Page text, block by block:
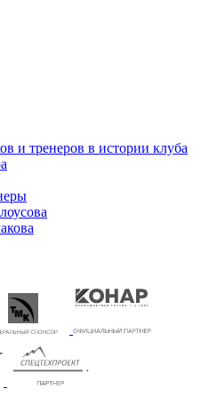
и тренеров в истории клуба